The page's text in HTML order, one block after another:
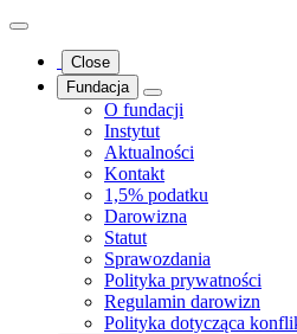
Close
Fundacja
O fundacji
Instytut
Aktualności
Kontakt
1,5% podatku
Darowizna
Statut
Sprawozdania
Polityka prywatności
Regulamin darowizn
Polityka dotycząca